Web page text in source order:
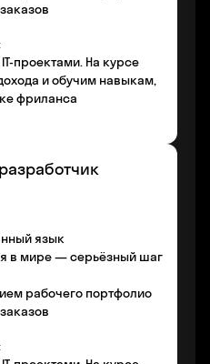
проектами. На курсе
и обучим навыкам,
фриланса
язык
в мире — серьёзный шаг
рабочего портфолио